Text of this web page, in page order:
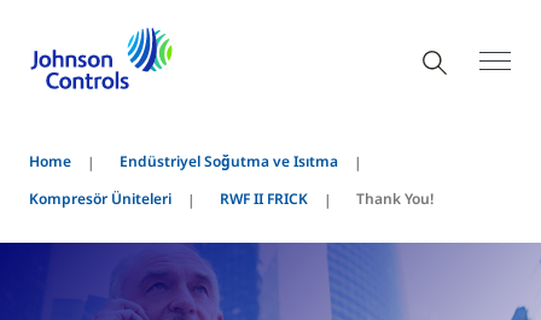
Home
Endüstriyel Soğutma ve Isıtma
Kompresör Üniteleri
RWF II FRICK Thank You!